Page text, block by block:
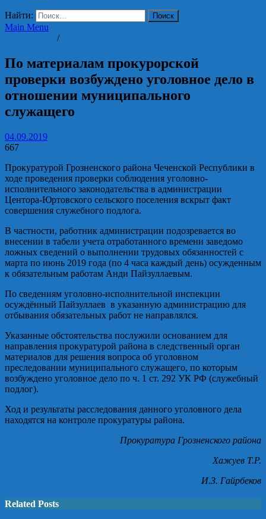
Найти:
Main Menu
/
По материалам прокурорской
проверки возбуждено уголовное дело в
отношении муниципального
служащего
04.09.2019
667
Прокуратурой Грозненского района Чеченской Республики в
ходе проведения проверки соблюдения уголовно-
исполнительного законодательства в администрации
Центора-Юртовского сельского поселения вскрыт факт
совершения служебного подлога.
В частности, работник администрации подозревается во
внесении в табели учета отработанного времени заведомо
ложных сведений о выполнении трудовых обязанностей с
марта по июнь 2019 года (по 4 часа каждый день) осужденным
к обязательным работам Анди Пайзуллаевым.
По сведениям уголовно-исполнительной инспекции
осуждённый Пайзуллаев в указанную администрацию для
отбывания обязательных работ не направлялся.
Указанные обстоятельства послужили основанием для
направления прокуратурой района в следственный орган
материалов для решения вопроса об уголовном
преследовании муниципального служащего, по которым
возбуждено уголовное дело по ч. 1 ст. 292 УК РФ (служебный
подлог).
Ход и результаты расследования данного уголовного дела
находятся на контроле прокуратуры района.
Прокуратура Грозненского района
Хажуев Т.Р.
И.З. Гайрбеков
Related Posts